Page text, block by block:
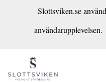
Slottsviken.se
användarupplevelsen.